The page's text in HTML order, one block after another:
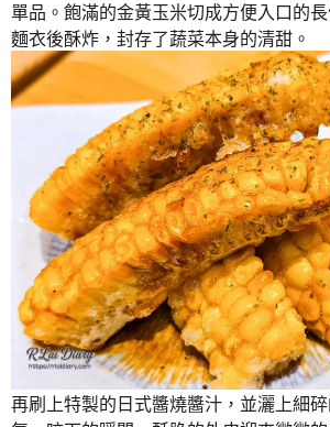
單品。飽滿的金黃玉米切成方便入口的
麵衣後酥炸，封存了蔬菜本身的清甜。
再刷上特製的日式醬燒醬汁，並灑上細